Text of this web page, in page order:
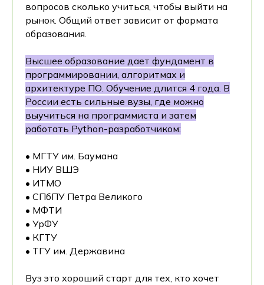
вопросов сколько учиться, чтобы выйти на
рынок. Общий ответ зависит от формата
образования.
Высшее образование дает фундамент в
программировании, алгоритмах и
архитектуре ПО. Обучение длится 4 года. В
России есть сильные вузы, где можно
выучиться на программиста и затем
работать Python-разработчиком:
• МГТУ им. Баумана
• НИУ ВШЭ
• ИТМО
• СПбПУ Петра Великого
• МФТИ
• УрФУ
• КГТУ
• ТГУ им. Державина
Вуз это хороший старт для тех, кто хочет